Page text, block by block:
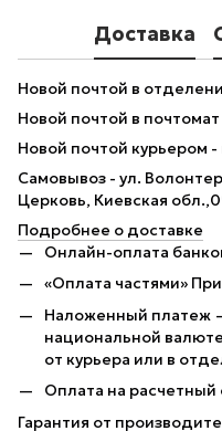
Доставка
Новой почтой в
Новой почтой в
Новой почтой курьером
Самовывоз - ул.
Церковь, Киевская
Подробнее о доставке
Онлайн-оплата
«Оплата частями»
Наложенный платеж
национальной
от курьера или в
Оплата на расчетный
Гарантия от